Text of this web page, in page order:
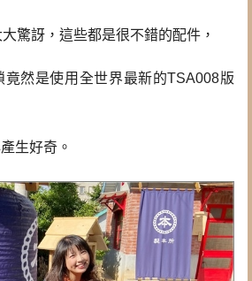
大驚訝，這些都是很不錯的配件，
然是使用全世界最新的TSA008版
生好奇。